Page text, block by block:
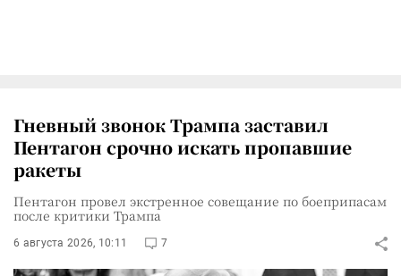
Гневный звонок Трампа заставил
Пентагон срочно искать пропавшие
ракеты
Пентагон провел экстренное совещание по боеприпасам
после критики Трампа
6 августа 2026, 10:11 7